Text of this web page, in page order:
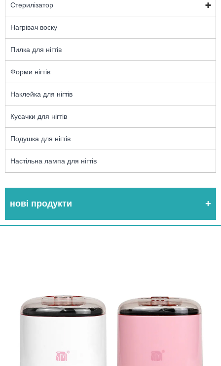
Стерилізатор
Нагрівач воску
Пилка для нігтів
Форми нігтів
Наклейка для нігтів
Кусачки для нігтів
Подушка для нігтів
Настільна лампа для нігтів
нові продукти